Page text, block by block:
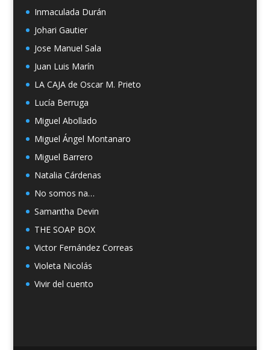
Inmaculada Durán
Johari Gautier
Jose Manuel Sala
Juan Luis Marín
LA CAJA de Oscar M. Prieto
Lucía Berruga
Miguel Abollado
Miguel Ángel Montanaro
Miguel Barrero
Natalia Cárdenas
No somos na…
Samantha Devin
THE SOAP BOX
Victor Fernández Correas
Violeta Nicolás
Vivir del cuento